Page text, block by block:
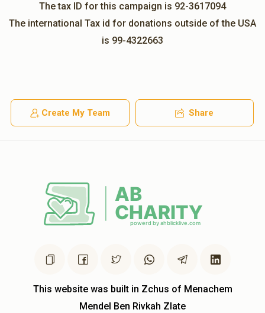
The tax ID for this campaign is 92-3617094
The international Tax id for donations outside of the USA
is 99-4322663
Create My Team Share
This website was built in Zchus of Menachem
Mendel Ben Rivkah Zlate